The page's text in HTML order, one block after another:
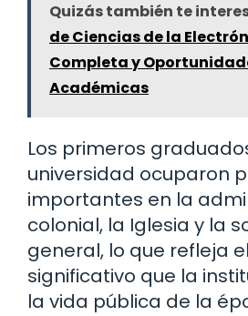
Quizás también te
de Ciencias de la
Completa y
Académicas
Los primeros
universidad ocuparon
importantes en la
colonial, la Iglesia y la
general, lo que refleja
significativo que la
la vida pública de la